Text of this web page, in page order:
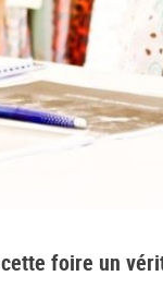
cette foire un